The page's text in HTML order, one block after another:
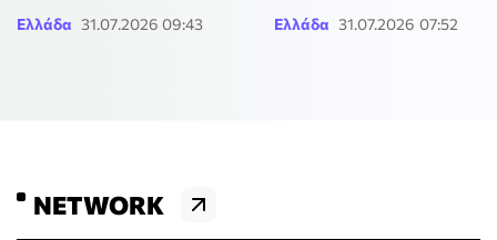
Ελλάδα 31.07.2026 09:43 Ελλάδα 31.07.2026 07:52
NETWORK